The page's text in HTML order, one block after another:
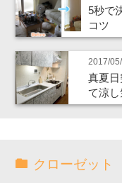
5秒で
コツ
2017/
真夏
て涼し
クローゼット